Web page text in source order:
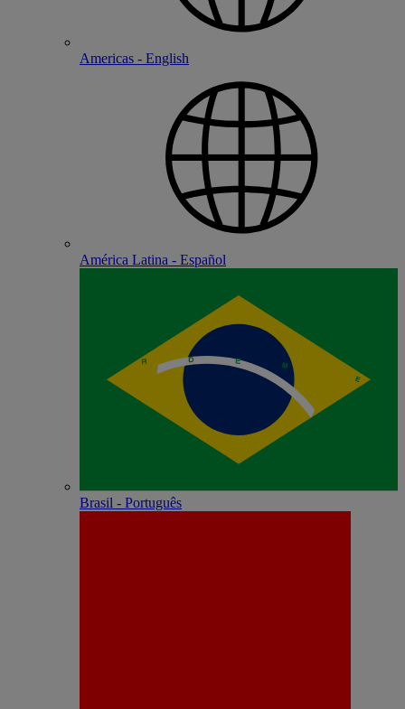
Americas - English
América Latina - Español
Brasil - Português